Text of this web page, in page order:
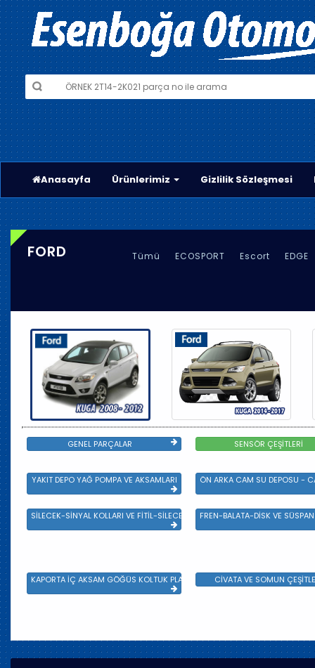
Anasayfa Ürünlerimiz Gizlilik Sözleşmesi
FORD Tümü ECOSPORT Escort EDGE
GENEL PARÇALAR SENSÖR ÇEŞİTLERİ
YAKIT DEPO YAĞ POMPA VE AKSAMLARI ÖN ARKA CAM SU DEPOSU -
SİLECEK-SİNYAL KOLLARI VE FİTİL-SİLECEK ÇEŞİTLERİFREN-BALATA-DİSK VE
KAPORTA İÇ AKSAM GÖĞÜS KOLTUK PLASTİK VE SAC AKSAM
CİVATA VE SOMUN